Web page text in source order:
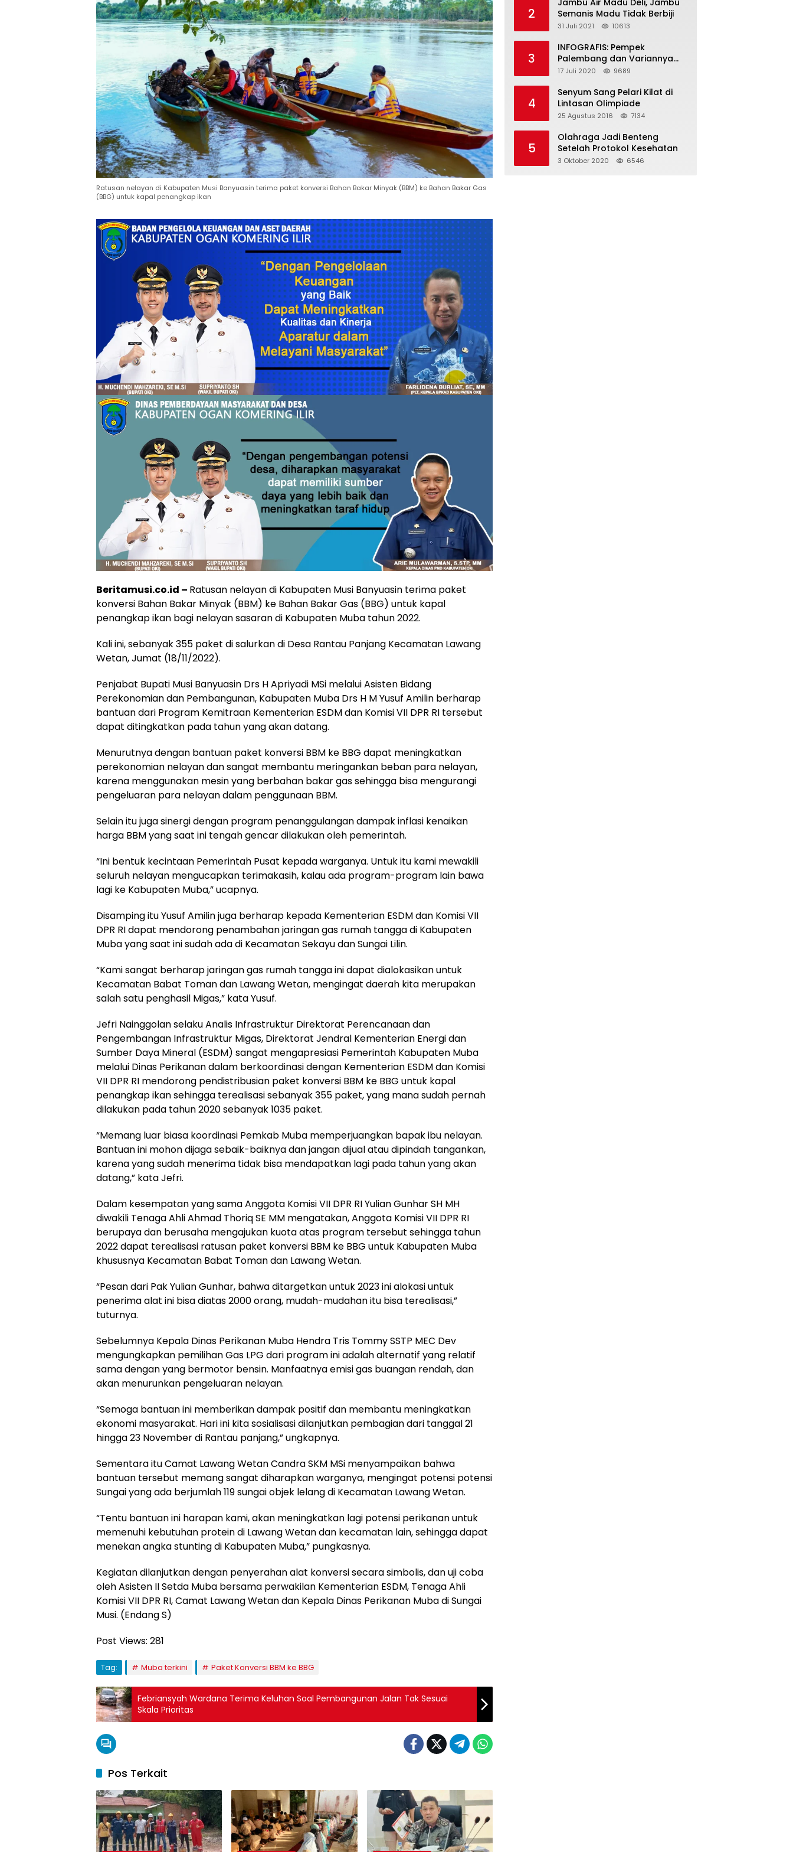
Ratusan nelayan di Kabupaten Musi Banyuasin terima paket konversi Bahan Bakar Minyak (BBM) ke Bahan Bakar Gas
(BBG) untuk kapal penangkap ikan
Beritamusi.co.id – Ratusan nelayan di Kabupaten Musi Banyuasin terima paket
konversi Bahan Bakar Minyak (BBM) ke Bahan Bakar Gas (BBG) untuk kapal
penangkap ikan bagi nelayan sasaran di Kabupaten Muba tahun 2022.
Kali ini, sebanyak 355 paket di salurkan di Desa Rantau Panjang Kecamatan Lawang
Wetan, Jumat (18/11/2022).
Penjabat Bupati Musi Banyuasin Drs H Apriyadi MSi melalui Asisten Bidang
Perekonomian dan Pembangunan, Kabupaten Muba Drs H M Yusuf Amilin berharap
bantuan dari Program Kemitraan Kementerian ESDM dan Komisi VII DPR RI tersebut
dapat ditingkatkan pada tahun yang akan datang.
Menurutnya dengan bantuan paket konversi BBM ke BBG dapat meningkatkan
perekonomian nelayan dan sangat membantu meringankan beban para nelayan,
karena menggunakan mesin yang berbahan bakar gas sehingga bisa mengurangi
pengeluaran para nelayan dalam penggunaan BBM.
Selain itu juga sinergi dengan program penanggulangan dampak inflasi kenaikan
harga BBM yang saat ini tengah gencar dilakukan oleh pemerintah.
“Ini bentuk kecintaan Pemerintah Pusat kepada warganya. Untuk itu kami mewakili
seluruh nelayan mengucapkan terimakasih, kalau ada program-program lain bawa
lagi ke Kabupaten Muba,” ucapnya.
Disamping itu Yusuf Amilin juga berharap kepada Kementerian ESDM dan Komisi VII
DPR RI dapat mendorong penambahan jaringan gas rumah tangga di Kabupaten
Muba yang saat ini sudah ada di Kecamatan Sekayu dan Sungai Lilin.
“Kami sangat berharap jaringan gas rumah tangga ini dapat dialokasikan untuk
Kecamatan Babat Toman dan Lawang Wetan, mengingat daerah kita merupakan
salah satu penghasil Migas,” kata Yusuf.
Jefri Nainggolan selaku Analis Infrastruktur Direktorat Perencanaan dan
Pengembangan Infrastruktur Migas, Direktorat Jendral Kementerian Energi dan
Sumber Daya Mineral (ESDM) sangat mengapresiasi Pemerintah Kabupaten Muba
melalui Dinas Perikanan dalam berkoordinasi dengan Kementerian ESDM dan Komisi
VII DPR RI mendorong pendistribusian paket konversi BBM ke BBG untuk kapal
penangkap ikan sehingga terealisasi sebanyak 355 paket, yang mana sudah pernah
dilakukan pada tahun 2020 sebanyak 1035 paket.
“Memang luar biasa koordinasi Pemkab Muba memperjuangkan bapak ibu nelayan.
Bantuan ini mohon dijaga sebaik-baiknya dan jangan dijual atau dipindah tangankan,
karena yang sudah menerima tidak bisa mendapatkan lagi pada tahun yang akan
datang,” kata Jefri.
Dalam kesempatan yang sama Anggota Komisi VII DPR RI Yulian Gunhar SH MH
diwakili Tenaga Ahli Ahmad Thoriq SE MM mengatakan, Anggota Komisi VII DPR RI
berupaya dan berusaha mengajukan kuota atas program tersebut sehingga tahun
2022 dapat terealisasi ratusan paket konversi BBM ke BBG untuk Kabupaten Muba
khususnya Kecamatan Babat Toman dan Lawang Wetan.
“Pesan dari Pak Yulian Gunhar, bahwa ditargetkan untuk 2023 ini alokasi untuk
penerima alat ini bisa diatas 2000 orang, mudah-mudahan itu bisa terealisasi,”
tuturnya.
Sebelumnya Kepala Dinas Perikanan Muba Hendra Tris Tommy SSTP MEC Dev
mengungkapkan pemilihan Gas LPG dari program ini adalah alternatif yang relatif
sama dengan yang bermotor bensin. Manfaatnya emisi gas buangan rendah, dan
akan menurunkan pengeluaran nelayan.
“Semoga bantuan ini memberikan dampak positif dan membantu meningkatkan
ekonomi masyarakat. Hari ini kita sosialisasi dilanjutkan pembagian dari tanggal 21
hingga 23 November di Rantau panjang,” ungkapnya.
Sementara itu Camat Lawang Wetan Candra SKM MSi menyampaikan bahwa
bantuan tersebut memang sangat diharapkan warganya, mengingat potensi potensi
Sungai yang ada berjumlah 119 sungai objek lelang di Kecamatan Lawang Wetan.
“Tentu bantuan ini harapan kami, akan meningkatkan lagi potensi perikanan untuk
memenuhi kebutuhan protein di Lawang Wetan dan kecamatan lain, sehingga dapat
menekan angka stunting di Kabupaten Muba,” pungkasnya.
Kegiatan dilanjutkan dengan penyerahan alat konversi secara simbolis, dan uji coba
oleh Asisten II Setda Muba bersama perwakilan Kementerian ESDM, Tenaga Ahli
Komisi VII DPR RI, Camat Lawang Wetan dan Kepala Dinas Perikanan Muba di Sungai
Musi. (Endang S)
Post Views: 281
Tag: Muba terkini Paket Konversi BBM ke BBG
Febriansyah Wardana Terima Keluhan Soal Pembangunan Jalan Tak Sesuai
Skala Prioritas
Pos Terkait
2
Jambu Air Madu Deli, Jambu
Semanis Madu Tidak Berbiji
31 Juli 2021 10613
3
INFOGRAFIS: Pempek
Palembang dan Variannya
yang Melegenda
17 Juli 2020 9689
4
Senyum Sang Pelari Kilat di
Lintasan Olimpiade
25 Agustus 2016 7134
5
Olahraga Jadi Benteng
Setelah Protokol Kesehatan
3 Oktober 2020 6546